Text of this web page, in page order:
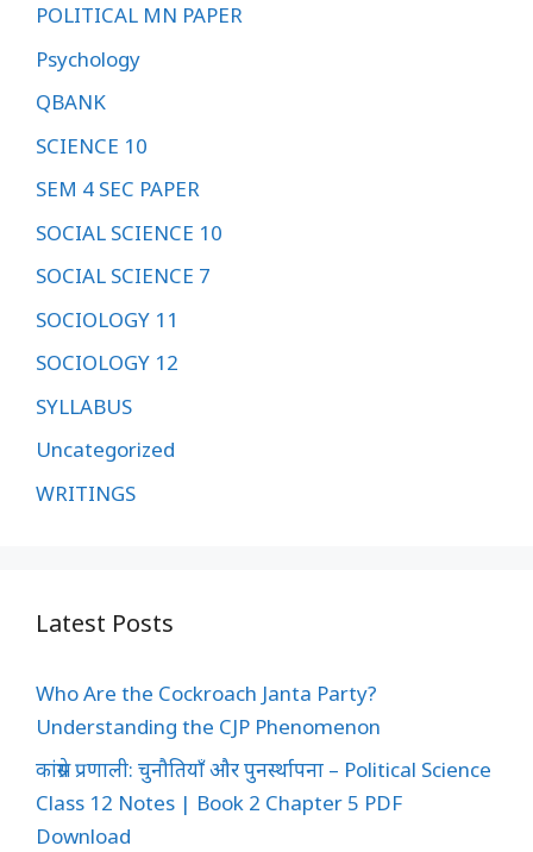
POLITICAL MN PAPER
Psychology
QBANK
SCIENCE 10
SEM 4 SEC PAPER
SOCIAL SCIENCE 10
SOCIAL SCIENCE 7
SOCIOLOGY 11
SOCIOLOGY 12
SYLLABUS
Uncategorized
WRITINGS
Latest Posts
Who Are the Cockroach Janta Party?
Understanding the CJP Phenomenon
कांग्रेस प्रणाली: चुनौतियाँ और पुनर्स्थापना – Political Science
Class 12 Notes | Book 2 Chapter 5 PDF
Download